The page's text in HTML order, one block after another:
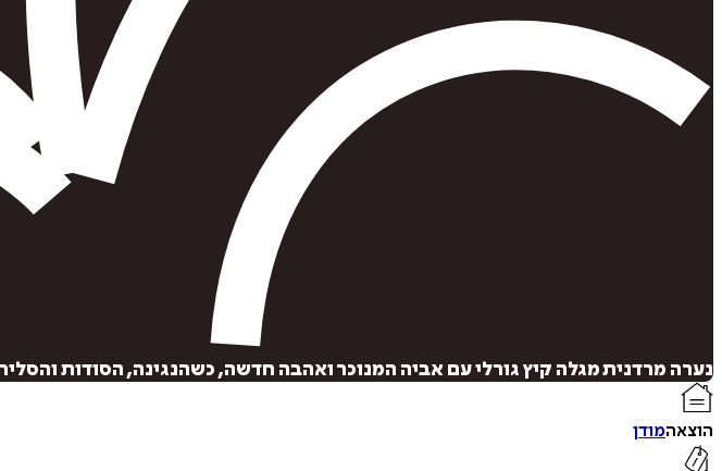
נערה מרדנית מגלה קיץ גורלי עם אביה המנוכר ואהבה חדשה, כשהנגינה, הסודות
הוצאהמודן